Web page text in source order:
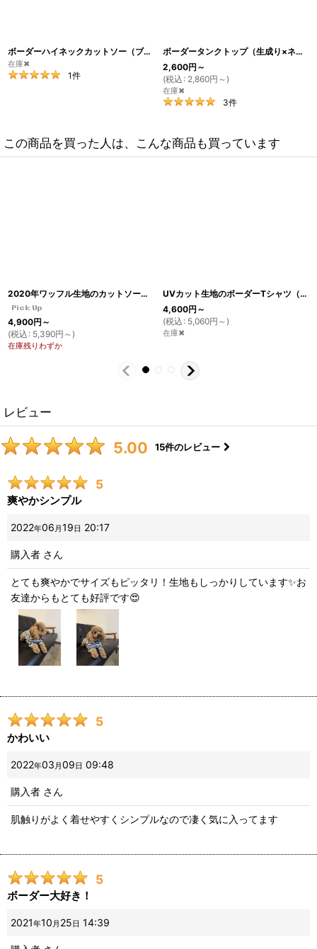
ボーダーハイネックカットソー（ブラック×ペールモス） [ CU10]
在庫✖
1件
ボーダータンクトップ（生成り×ネイビー）
2,600円 ～
(税込 : 2,860円 ～)
在庫✖
3件
この商品を買った人は、こんな商品も買っています
2020年ワッフル生地のカットソー（生成り） [CU19]
4,900円 ～
(税込 : 5,390円 ～)
在庫残りわずか
UVカット生地のボーダーTシャツ（スカイブルー×オフホワイト）
4,600円 ～
(税込 : 5,060円 ～)
在庫✖
レビュー
5.00 15件のレビュー
5
爽やかシンプル
2022年06 月19日 20:17
購入者 さん
とても爽やかでサイズもピッタリ！生地もしっかりしています✨お
友達からもとても好評です😍
5
かわいい
2022年03 月09日 09:48
購入者 さん
肌触りがよく着せやすくシンプルなので凄く気に入ってます
5
ボーダー大好き！
2021年10 月 25日 14:39